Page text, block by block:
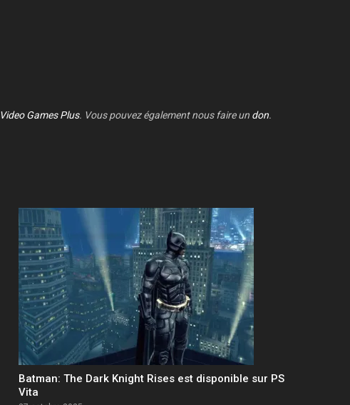
Video Games Plus. Vous pouvez également nous faire un don.
Batman: The Dark Knight Rises est disponible sur PS
Vita